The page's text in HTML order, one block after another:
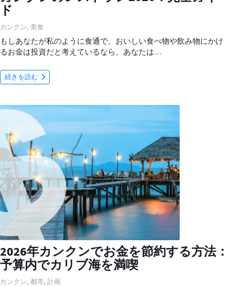
ド
カンクン, 美食
もしあなたが私のように食通で、おいしい食べ物や飲み物にかけ
るお金は投資だと考えているなら、あなたは…
続きを読む
2026年カンクンでお金を節約する方法：
予算内でカリブ海を満喫
カンクン, 都市, 計画